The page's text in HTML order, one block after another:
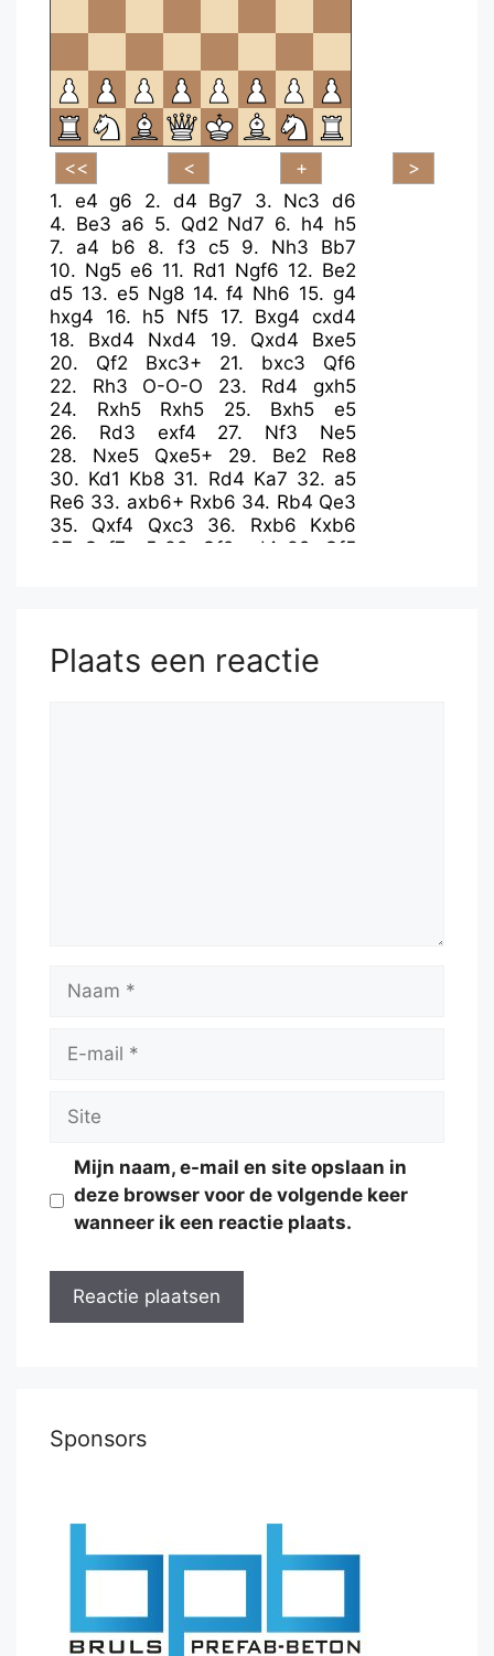
1. e4 g6 2. d4 Bg7 3. Nc3 d6
4. Be3 a6 5. Qd2 Nd7 6. h4 h5
7. a4 b6 8. f3 c5 9. Nh3
Bb7
10. Ng5 e6 11. Rd1 Ngf6 12. Be2
d5 13. e5 Ng8 14.f4 Nh6 15. g4
hxg4
16. h5 Nf5 17. Bxg4
cxd4
18. Bxd4 Nxd4 19. Qxd4
Bxe5
20. Qf2 Bxc3+ 21. bxc3
Qf6
22. Rh3 O-O-O 23. Rd4
gxh5
24. Rxh5 Rxh5 25. Bxh5
e5
26. Rd3 exf4 27. Nf3
Ne5
28. Nxe5 Qxe5+ 29. Be2
Re8
30. Kd1 Kb8 31. Rd4 Ka7 32. a5
Re6 33. axb6+ Rxb6 34. Rb4 Qe3
35. Qxf4 Qxc3 36. Rxb6
Kxb6
37.
Qxf7 a5 38. Qf2+ d4 39.
Qf5
Plaats een reactie
Naam
Site
Mijn naam, e-mail en site opslaan in
deze browser voor de volgende keer
wanneer ik een reactie plaats.
Sponsors